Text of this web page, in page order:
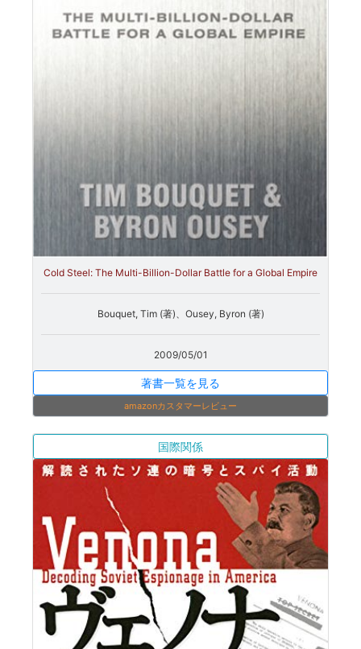
Cold Steel: The Multi-Billion-Dollar Battle for a Global Empire
Bouquet, Tim (著)、Ousey, Byron (著)
2009/05/01
著書一覧を見る
amazonカスタマーレビュー
国際関係